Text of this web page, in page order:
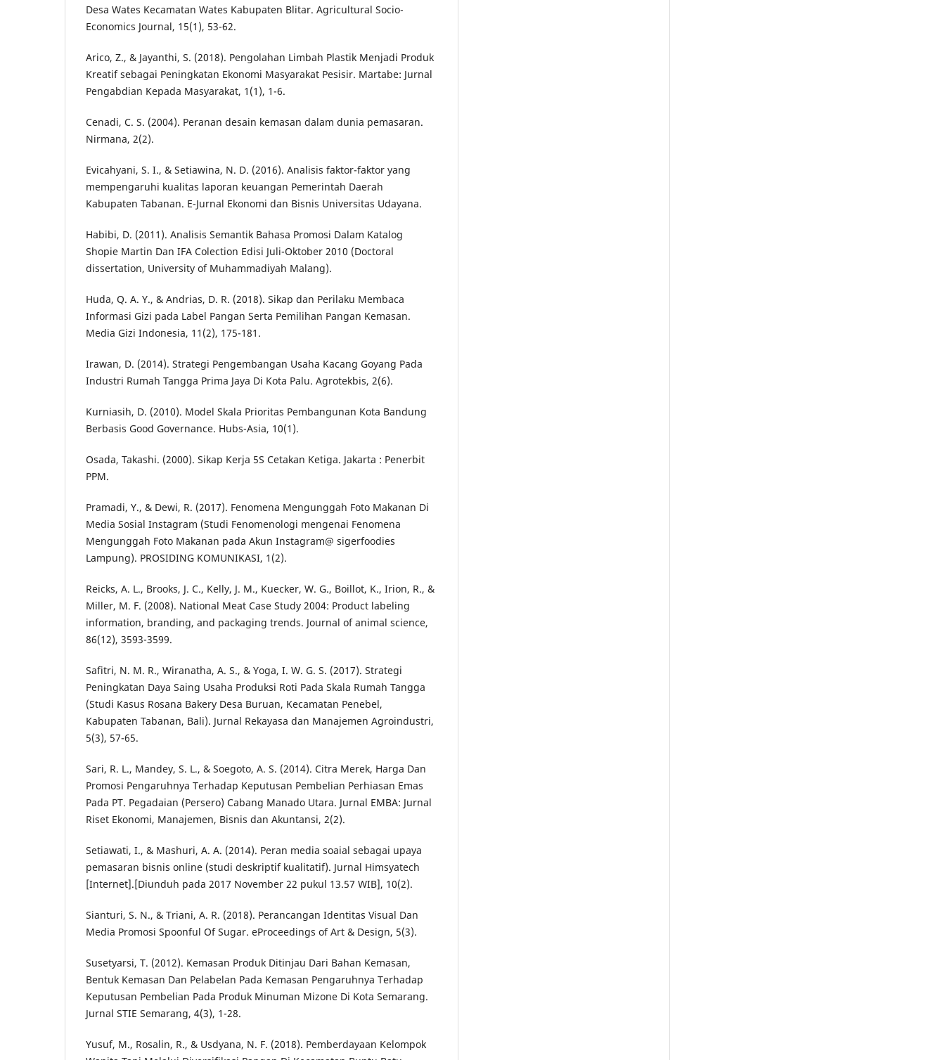
Desa Wates Kecamatan Wates Kabupaten Blitar. Agricultural Socio-
Economics Journal, 15(1), 53-62.
Arico, Z., & Jayanthi, S. (2018). Pengolahan Limbah Plastik Menjadi Produk
Kreatif sebagai Peningkatan Ekonomi Masyarakat Pesisir. Martabe: Jurnal
Pengabdian Kepada Masyarakat, 1(1), 1-6.
Cenadi, C. S. (2004). Peranan desain kemasan dalam dunia pemasaran.
Nirmana, 2(2).
Evicahyani, S. I., & Setiawina, N. D. (2016). Analisis faktor-faktor yang
mempengaruhi kualitas laporan keuangan Pemerintah Daerah
Kabupaten Tabanan. E-Jurnal Ekonomi dan Bisnis Universitas Udayana.
Habibi, D. (2011). Analisis Semantik Bahasa Promosi Dalam Katalog
Shopie Martin Dan IFA Colection Edisi Juli-Oktober 2010 (Doctoral
dissertation, University of Muhammadiyah Malang).
Huda, Q. A. Y., & Andrias, D. R. (2018). Sikap dan Perilaku Membaca
Informasi Gizi pada Label Pangan Serta Pemilihan Pangan Kemasan.
Media Gizi Indonesia, 11(2), 175-181.
Irawan, D. (2014). Strategi Pengembangan Usaha Kacang Goyang Pada
Industri Rumah Tangga Prima Jaya Di Kota Palu. Agrotekbis, 2(6).
Kurniasih, D. (2010). Model Skala Prioritas Pembangunan Kota Bandung
Berbasis Good Governance. Hubs-Asia, 10(1).
Osada, Takashi. (2000). Sikap Kerja 5S Cetakan Ketiga. Jakarta : Penerbit
PPM.
Pramadi, Y., & Dewi, R. (2017). Fenomena Mengunggah Foto Makanan Di
Media Sosial Instagram (Studi Fenomenologi mengenai Fenomena
Mengunggah Foto Makanan pada Akun Instagram@ sigerfoodies
Lampung). PROSIDING KOMUNIKASI, 1(2).
Reicks, A. L., Brooks, J. C., Kelly, J. M., Kuecker, W. G., Boillot, K., Irion, R., &
Miller, M. F. (2008). National Meat Case Study 2004: Product labeling
information, branding, and packaging trends. Journal of animal science,
86(12), 3593-3599.
Safitri, N. M. R., Wiranatha, A. S., & Yoga, I. W. G. S. (2017). Strategi
Peningkatan Daya Saing Usaha Produksi Roti Pada Skala Rumah Tangga
(Studi Kasus Rosana Bakery Desa Buruan, Kecamatan Penebel,
Kabupaten Tabanan, Bali). Jurnal Rekayasa dan Manajemen Agroindustri,
5(3), 57-65.
Sari, R. L., Mandey, S. L., & Soegoto, A. S. (2014). Citra Merek, Harga Dan
Promosi Pengaruhnya Terhadap Keputusan Pembelian Perhiasan Emas
Pada PT. Pegadaian (Persero) Cabang Manado Utara. Jurnal EMBA: Jurnal
Riset Ekonomi, Manajemen, Bisnis dan Akuntansi, 2(2).
Setiawati, I., & Mashuri, A. A. (2014). Peran media soaial sebagai upaya
pemasaran bisnis online (studi deskriptif kualitatif). Jurnal Himsyatech
[Internet].[Diunduh pada 2017 November 22 pukul 13.57 WIB], 10(2).
Sianturi, S. N., & Triani, A. R. (2018). Perancangan Identitas Visual Dan
Media Promosi Spoonful Of Sugar. eProceedings of Art & Design, 5(3).
Susetyarsi, T. (2012). Kemasan Produk Ditinjau Dari Bahan Kemasan,
Bentuk Kemasan Dan Pelabelan Pada Kemasan Pengaruhnya Terhadap
Keputusan Pembelian Pada Produk Minuman Mizone Di Kota Semarang.
Jurnal STIE Semarang, 4(3), 1-28.
Yusuf, M., Rosalin, R., & Usdyana, N. F. (2018). Pemberdayaan Kelompok